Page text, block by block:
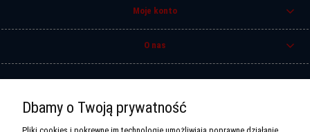
Moje konto
O nas
Zadzwoń do nas
+ 48 (89) 527-98-80
Dbamy o Twoją prywatność